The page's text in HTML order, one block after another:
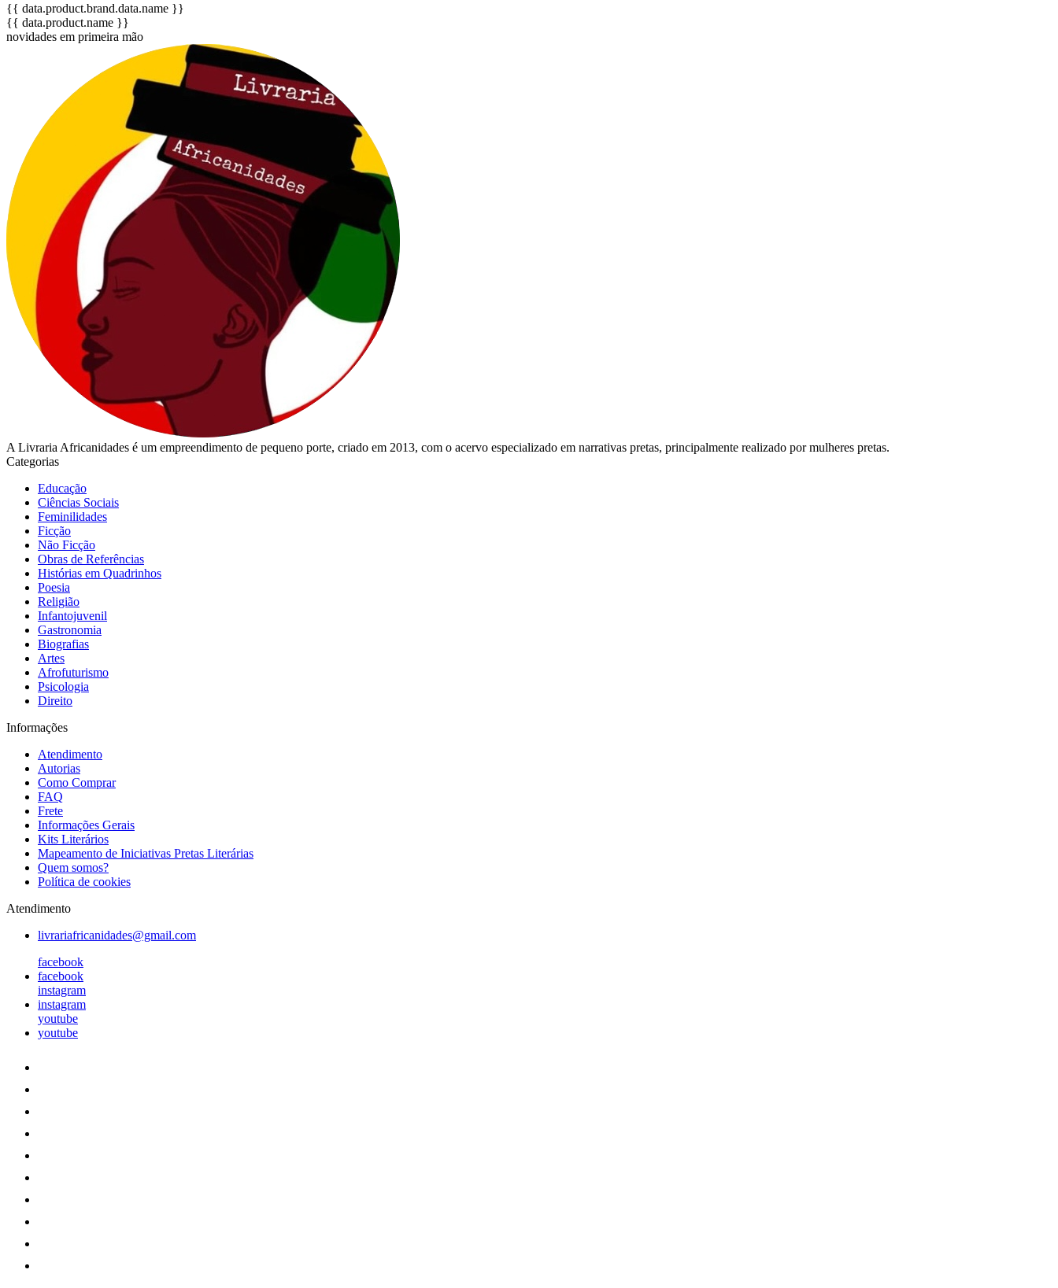
{{ data.product.brand.data.name }}
{{ data.product.name }}
novidades em primeira mão
A Livraria Africanidades é um empreendimento de pequeno porte, criado em 2013, com o acervo especializado em narrativas pretas, principalmente realizado por mulheres pretas.
Categorias
Educação
Ciências Sociais
Feminilidades
Ficção
Não Ficção
Obras de Referências
Histórias em Quadrinhos
Poesia
Religião
Infantojuvenil
Gastronomia
Biografias
Artes
Afrofuturismo
Psicologia
Direito
Informações
Atendimento
Autorias
Como Comprar
FAQ
Frete
Informações Gerais
Kits Literários
Mapeamento de Iniciativas Pretas Literárias
Quem somos?
Política de cookies
Atendimento
livrariafricanidades@gmail.com
facebook
facebook
instagram
instagram
youtube
youtube